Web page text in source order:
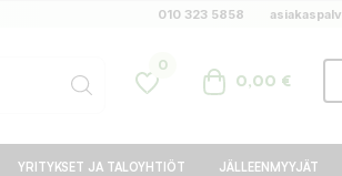
010 323 5858
0
0,00 €
YRITYKSET JA TALOYHTIÖT JÄLLEENMYYJÄT